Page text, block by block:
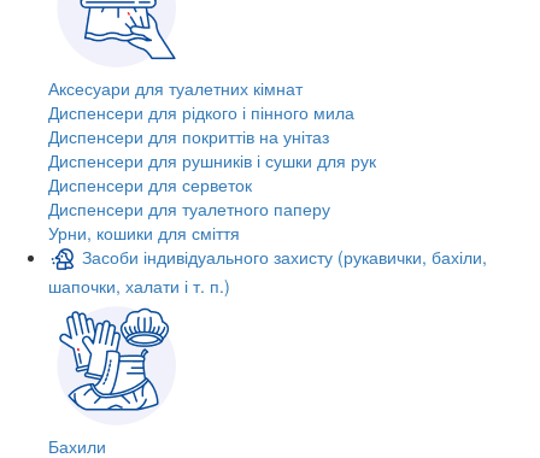
Аксесуари для туалетних кімнат
Диспенсери для рідкого і пінного мила
Диспенсери для покриттів на унітаз
Диспенсери для рушників і сушки для рук
Диспенсери для серветок
Диспенсери для туалетного паперу
Урни, кошики для сміття
Засоби індивідуального захисту (рукавички, бахіли,
шапочки, халати і т. п.)
Бахили